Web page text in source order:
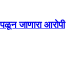
जाणारा आरोपी